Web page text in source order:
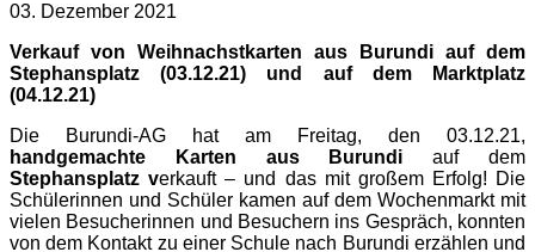
03. Dezember 2021
Verkauf von Weihnachstkarten aus Burundi auf dem
Stephansplatz (03.12.21) und auf dem Marktplatz
(04.12.21)
Die Burundi-AG hat am Freitag, den 03.12.21,
handgemachte Karten aus Burundi auf dem
Stephansplatz verkauft – und das mit großem Erfolg! Die
Schülerinnen und Schüler kamen auf dem Wochenmarkt mit
vielen Besucherinnen und Besuchern ins Gespräch, konnten
von dem Kontakt zu einer Schule nach Burundi erzählen und